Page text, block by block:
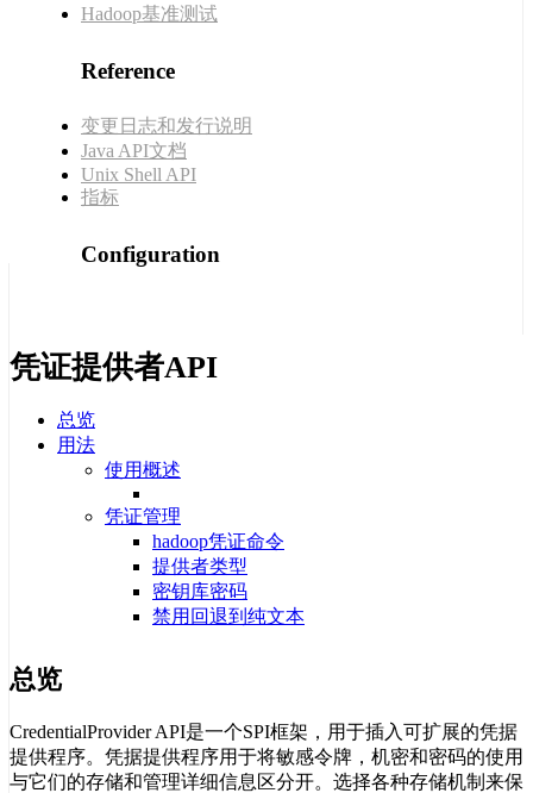
Hadoop基准测试
Reference
变更日志和发行说明
Java API文档
Unix Shell API
指标
Configuration
凭证提供者API
总览
用法
使用概述
凭证管理
hadoop凭证命令
提供者类型
密钥库密码
禁用回退到纯文本
总览
CredentialProvider API是一个SPI框架，用于插入可扩展的凭据
提供程序。凭据提供程序用于将敏感令牌，机密和密码的使用
与它们的存储和管理详细信息区分开。选择各种存储机制来保